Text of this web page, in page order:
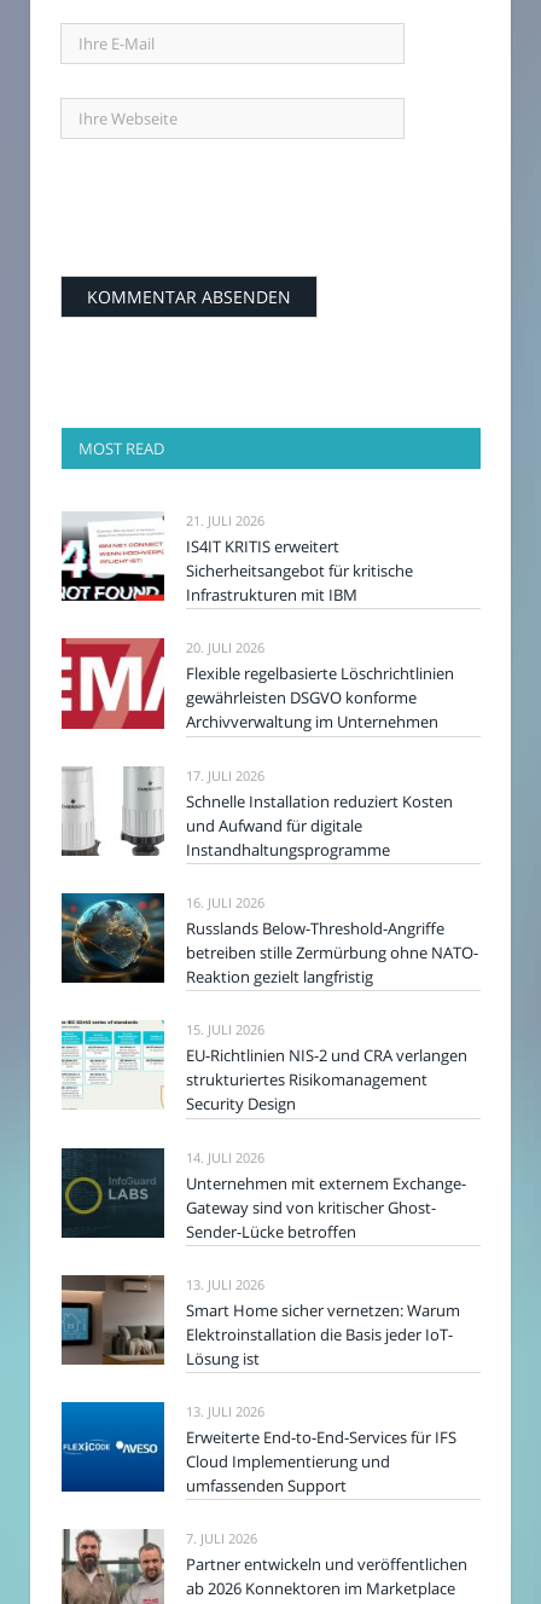
MOST READ
21. JULI 2026
IS4IT KRITIS erweitert
Sicherheitsangebot für kritische
Infrastrukturen mit IBM
20. JULI 2026
Flexible regelbasierte Löschrichtlinien
gewährleisten DSGVO konforme
Archivverwaltung im Unternehmen
17. JULI 2026
Schnelle Installation reduziert Kosten
und Aufwand für digitale
Instandhaltungsprogramme
16. JULI 2026
Russlands Below-Threshold-Angriffe
betreiben stille Zermürbung ohne NATO-
Reaktion gezielt langfristig
15. JULI 2026
EU-Richtlinien NIS-2 und CRA verlangen
strukturiertes Risikomanagement
Security Design
14. JULI 2026
Unternehmen mit externem Exchange-
Gateway sind von kritischer Ghost-
Sender-Lücke betroffen
13. JULI 2026
Smart Home sicher vernetzen: Warum
Elektroinstallation die Basis jeder IoT-
Lösung ist
13. JULI 2026
Erweiterte End-to-End-Services für IFS
Cloud Implementierung und
umfassenden Support
7. JULI 2026
Partner entwickeln und veröffentlichen
ab 2026 Konnektoren im Marketplace